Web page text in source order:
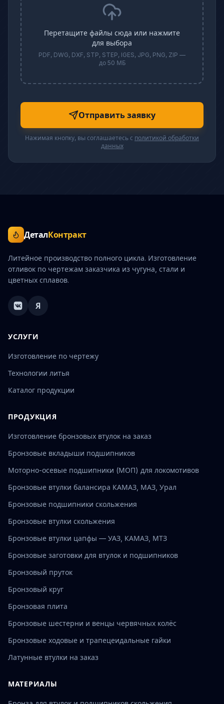
Перетащите файлы сюда или нажмите
для выбора
PDF, DWG, DXF, STP, STEP, IGES, JPG, PNG, ZIP —
до 50 МБ
Отправить заявку
Нажимая кнопку, вы соглашаетесь с политикой обработки
данных
ДеталКонтракт
Литейное производство полного цикла. Изготовление
отливок по чертежам заказчика из чугуна, стали и
цветных сплавов.
Я
УСЛУГИ
Изготовление по чертежу
Технологии литья
Каталог продукции
ПРОДУКЦИЯ
Изготовление бронзовых втулок на заказ
Бронзовые вкладыши подшипников
Моторно-осевые подшипники (МОП) для локомотивов
Бронзовые втулки балансира КАМАЗ, МАЗ, Урал
Бронзовые подшипники скольжения
Бронзовые втулки скольжения
Бронзовые втулки цапфы — УАЗ, КАМАЗ, МТЗ
Бронзовые заготовки для втулок и подшипников
Бронзовый пруток
Бронзовый круг
Бронзовая плита
Бронзовые шестерни и венцы червячных колёс
Бронзовые ходовые и трапецеидальные гайки
Латунные втулки на заказ
МАТЕРИАЛЫ